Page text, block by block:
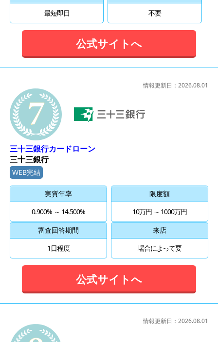
最短即日
不要
公式サイトへ
三十三銀行カードローン
三十三銀行
WEB完結
実質年率
0.900% ～ 14.500%
限度額
10万円 ～ 1000万円
審査回答期間
1日程度
来店
場合によって要
公式サイトへ
情報更新日： 2026.08.01
情報更新日： 2026.08.01